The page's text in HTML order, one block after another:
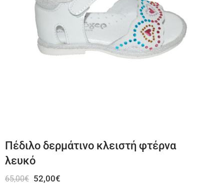
Πέδιλο δερμάτινο κλειστή φτέρνα
λευκό
65,00€ 52,00€